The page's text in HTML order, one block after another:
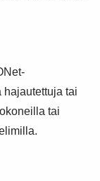
hajautettuja tai
tai